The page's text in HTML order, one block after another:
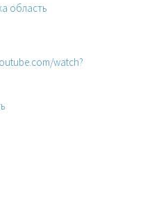
область
watch?